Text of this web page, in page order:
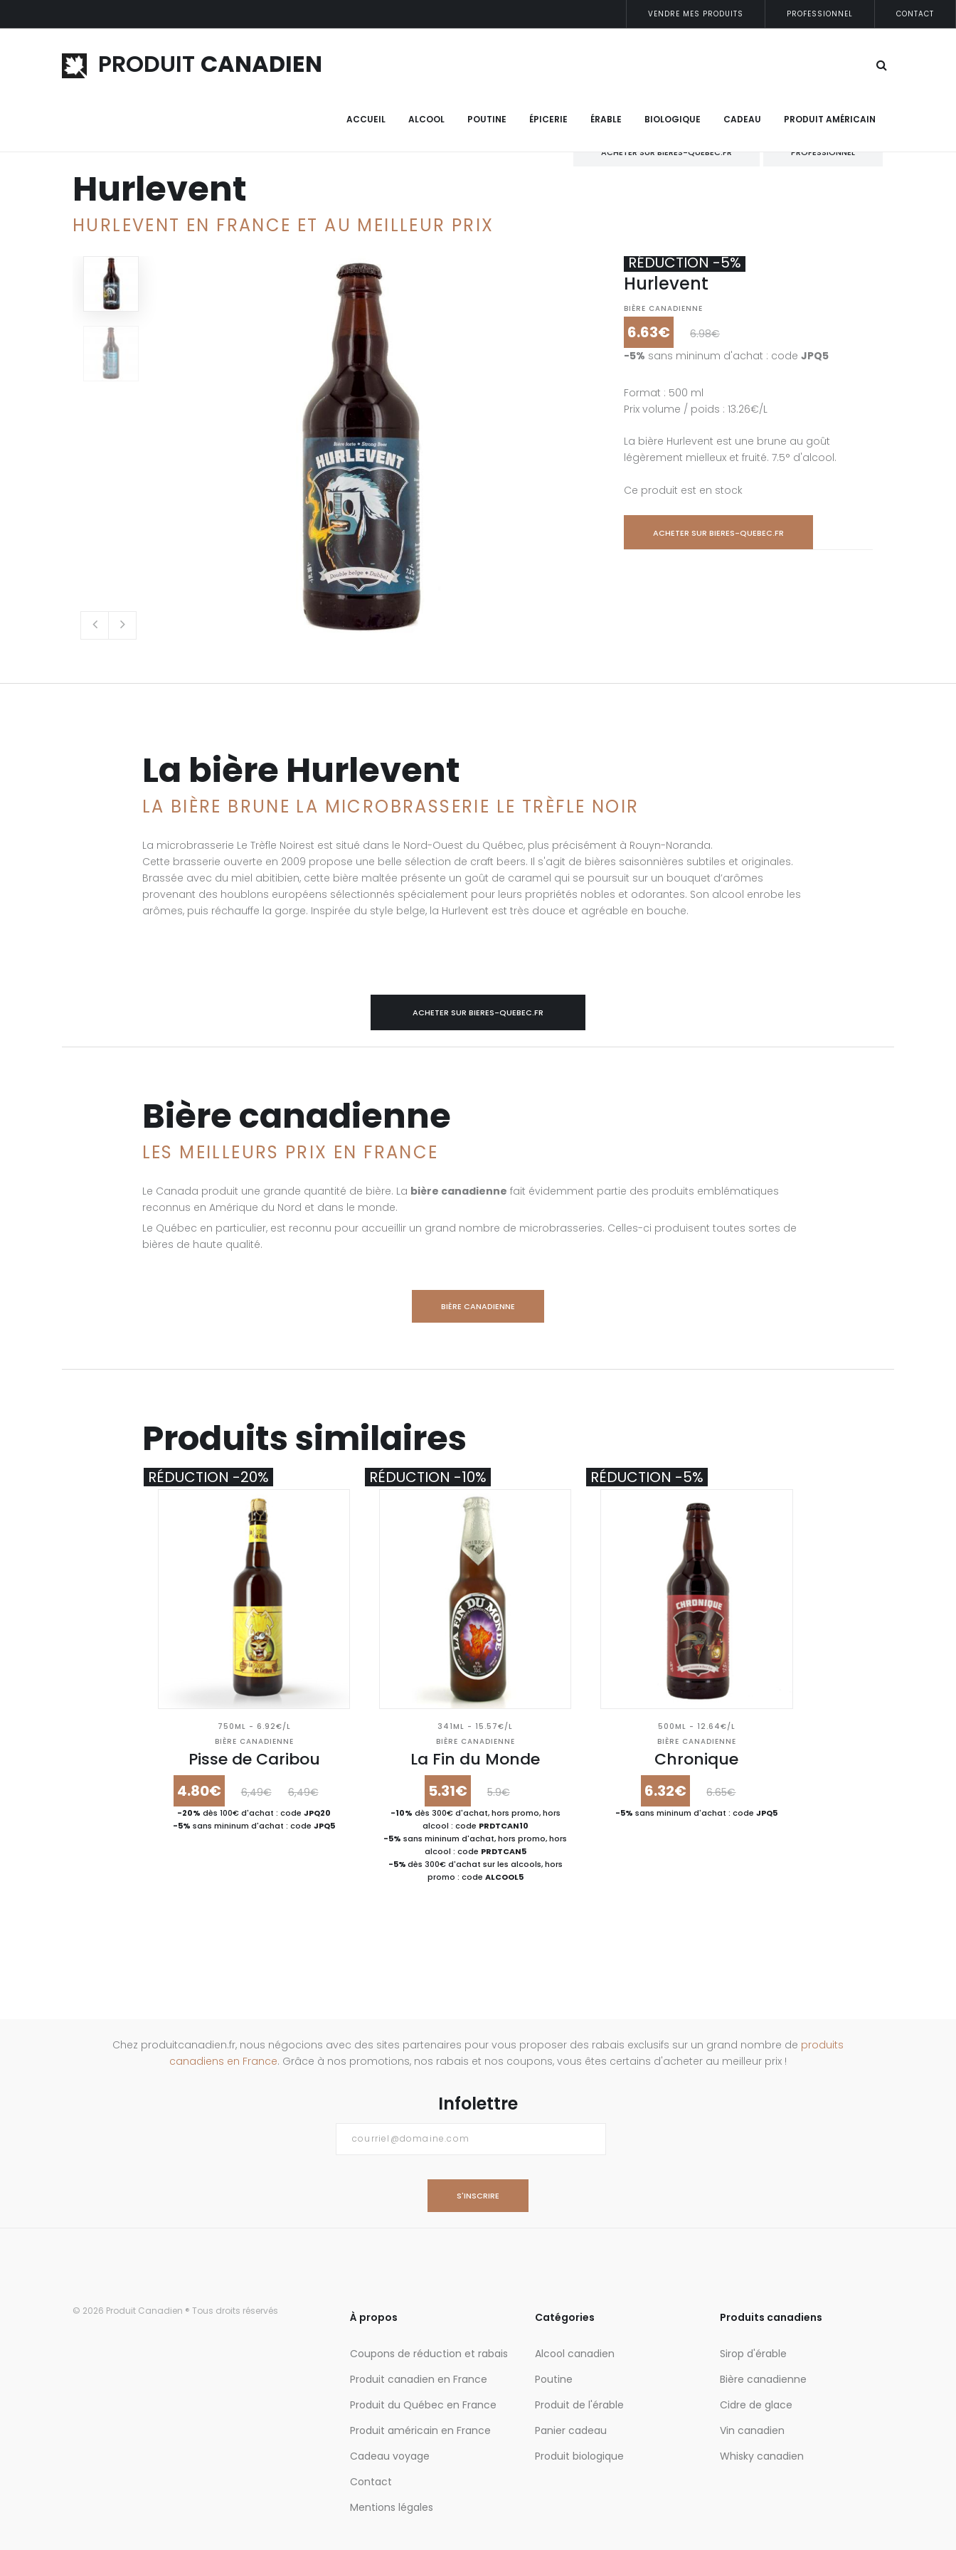
VENDRE MES PRODUITS PROFESSIONNEL CONTACT
PRODUIT CANADIEN
ACCUEIL ALCOOL POUTINE ÉPICERIE ÉRABLE BIOLOGIQUE CADEAU PRODUIT AMÉRICAIN
ACHETER SUR BIERES-QUEBEC.FR PROFESSIONNEL
Hurlevent
HURLEVENT EN FRANCE ET AU MEILLEUR PRIX
Hurlevent
BIÈRE CANADIENNE
6.63€
6.98€
-5% sans mininum d'achat : code JPQ5
RÉDUCTION -5%
Format : 500 ml
Prix volume / poids : 13.26€/L
La bière Hurlevent est une brune au goût
légèrement mielleux et fruité. 7.5° d'alcool.
Ce produit est en stock
ACHETER SUR BIERES-QUEBEC.FR
La bière Hurlevent
LA BIÈRE BRUNE LA MICROBRASSERIE LE TRÈFLE NOIR
La microbrasserie Le Trèfle Noirest est situé dans le Nord-Ouest du Québec, plus précisément à Rouyn-Noranda.
Cette brasserie ouverte en 2009 propose une belle sélection de craft beers. Il s'agit de bières saisonnières subtiles et originales.
Brassée avec du miel abitibien, cette bière maltée présente un goût de caramel qui se poursuit sur un bouquet d’arômes
provenant des houblons européens sélectionnés spécialement pour leurs propriétés nobles et odorantes. Son alcool enrobe les
arômes, puis réchauffe la gorge. Inspirée du style belge, la Hurlevent est très douce et agréable en bouche.
ACHETER SUR BIERES-QUEBEC.FR
Bière canadienne
LES MEILLEURS PRIX EN FRANCE
Le Canada produit une grande quantité de bière. La bière canadienne fait évidemment partie des produits emblématiques
reconnus en Amérique du Nord et dans le monde.
Le Québec en particulier, est reconnu pour accueillir un grand nombre de microbrasseries. Celles-ci produisent toutes sortes de
bières de haute qualité.
BIÈRE CANADIENNE
Produits similaires
750ML - 6.92€/L
BIÈRE CANADIENNE
Pisse de Caribou
4.80€ 6,49€ 6,49€
-20% dès 100€ d'achat : codeJPQ20
-5% sans mininum d'achat : codeJPQ5
RÉDUCTION -20%
341ML - 15.57€/L
BIÈRE CANADIENNE
La Fin du Monde
5.31€ 5.9€
-10% dès 300€ d'achat, hors promo, hors
alcool : code PRDTCAN10
-5% sans mininum d'achat, hors promo, hors
alcool : code PRDTCAN5
-5%dès 300€ d'achat sur les alcools, hors
promo : code ALCOOL5
RÉDUCTION -10%
500ML - 12.64€/L
BIÈRE CANADIENNE
Chronique
6.32€ 6.65€
-5% sans mininum d'achat : codeJPQ5
RÉDUCTION -5%
Chez produitcanadien.fr, nous négocions avec des sites partenaires pour vous proposer des rabais exclusifs sur un grand nombre de produits
canadiens en France. Grâce à nos promotions, nos rabais et nos coupons, vous êtes certains d'acheter au meilleur prix !
Infolettre
À propos
Coupons de réduction et rabais
Produit canadien en France
Produit du Québec en France
Produit américain en France
Cadeau voyage
Contact
Mentions légales
Catégories
Alcool canadien
Poutine
Produit de l'érable
Panier cadeau
Produit biologique
Produits canadiens
Sirop d'érable
Bière canadienne
Cidre de glace
Vin canadien
Whisky canadien
© 2026 Produit Canadien ® Tous droits réservés